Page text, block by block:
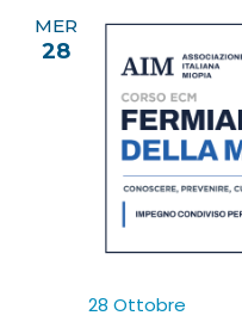
MER
28
28 Ottobre